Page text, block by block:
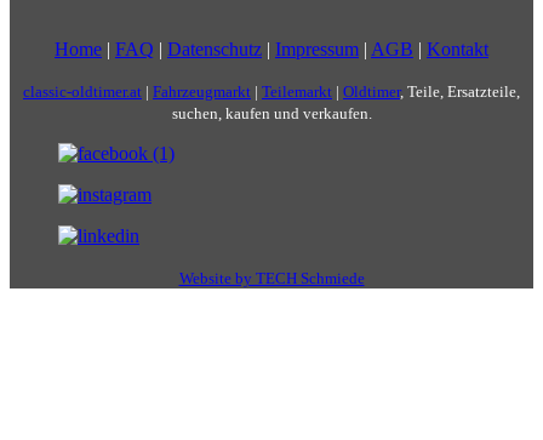
Home | FAQ | Datenschutz | Impressum | AGB | Kontakt
classic-oldtimer.at | Fahrzeugmarkt | Teilemarkt | Oldtimer, Teile, Ersatzteile,
suchen, kaufen und verkaufen.
Website by TECH Schmiede